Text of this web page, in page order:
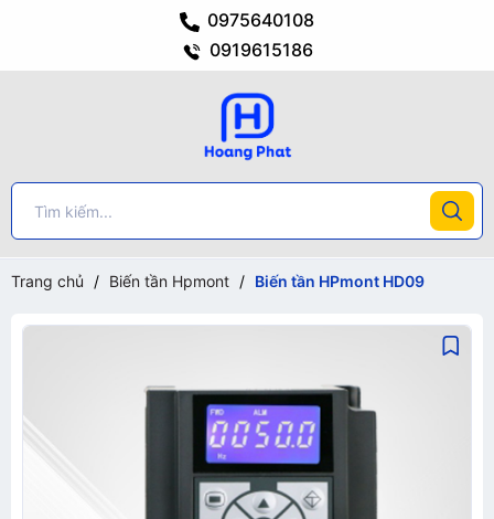
0975640108
0919615186
Trang chủ / Biến tần Hpmont / Biến tần HPmont HD09